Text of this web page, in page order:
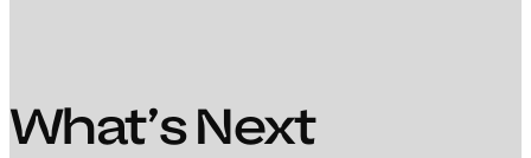
What’s Next